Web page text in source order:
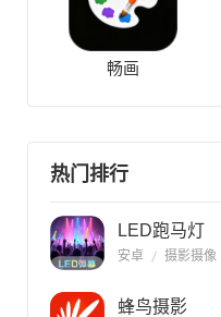
畅画
热门排行
LED跑马灯
安卓 摄影摄像
蜂鸟摄影